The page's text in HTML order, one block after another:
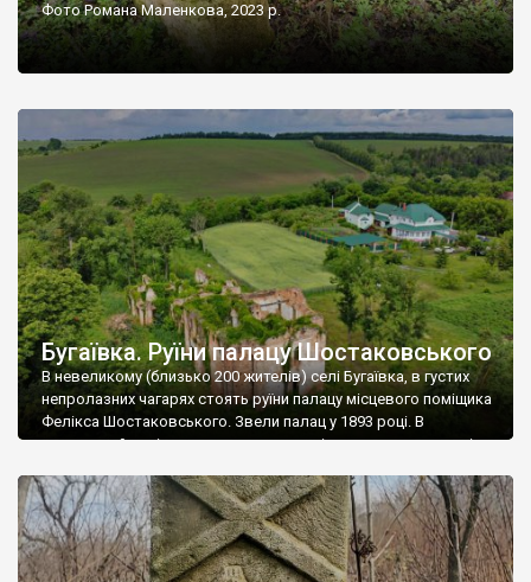
Фото Романа Маленкова, 2023 р.
Бугаївка. Руїни палацу Шостаковського
В невеликому (близько 200 жителів) селі Бугаївка, в густих
непролазних чагарях стоять руїни палацу місцевого поміщика
Фелікса Шостаковського. Звели палац у 1893 році. В
радянський період у ньому спочатку містилася школа, потім
століття тут розмістили туберкульозну лікарню. Коли із
палацу виїхала лікарня – ми точно не […]